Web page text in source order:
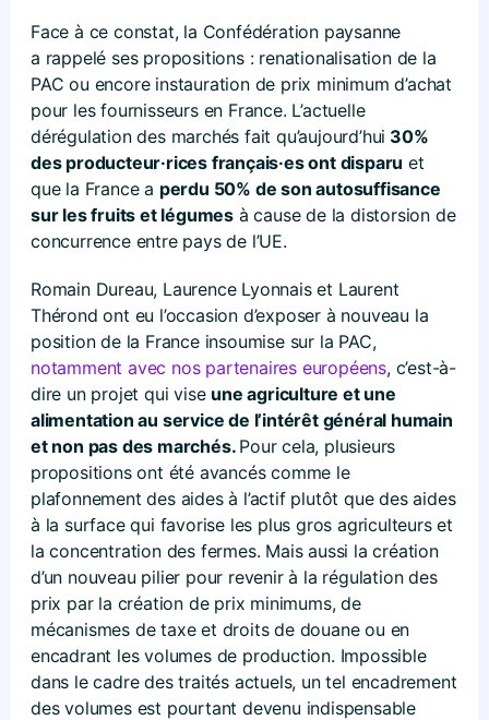
Face à ce constat, la Confédération paysanne
a rappelé ses propositions : renationalisation de la
PAC ou encore instauration de prix minimum d’achat
pour les fournisseurs en France. L’actuelle
dérégulation des marchés fait qu’aujourd’hui 30%
des producteur·rices français·es ont disparu et
que la France a perdu 50% de son autosuffisance
sur les fruits et légumes à cause de la distorsion de
concurrence entre pays de l’UE.
Romain Dureau, Laurence Lyonnais et Laurent
Thérond ont eu l’occasion d’exposer à nouveau la
position de la France insoumise sur la PAC,
notamment avec nos partenaires européens, c’est-à-
dire un projet qui vise une agriculture et une
alimentation au service de l’intérêt général humain
et non pas des marchés. Pour cela, plusieurs
propositions ont été avancés comme le
plafonnement des aides à l’actif plutôt que des aides
à la surface qui favorise les plus gros agriculteurs et
la concentration des fermes. Mais aussi la création
d’un nouveau pilier pour revenir à la régulation des
prix par la création de prix minimums, de
mécanismes de taxe et droits de douane ou en
encadrant les volumes de production. Impossible
dans le cadre des traités actuels, un tel encadrement
des volumes est pourtant devenu indispensable